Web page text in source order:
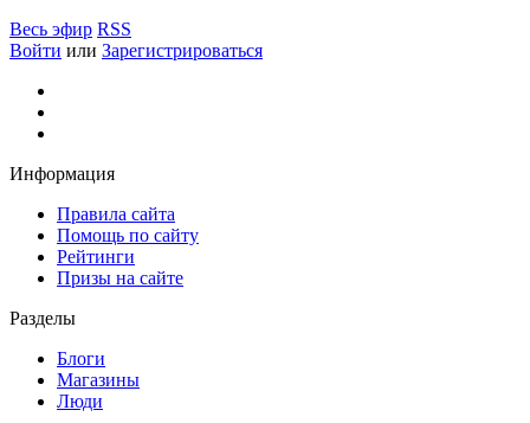
Весь эфир RSS
Войти или Зарегистрироваться
Информация
Правила сайта
Помощь по сайту
Рейтинги
Призы на сайте
Разделы
Блоги
Магазины
Люди